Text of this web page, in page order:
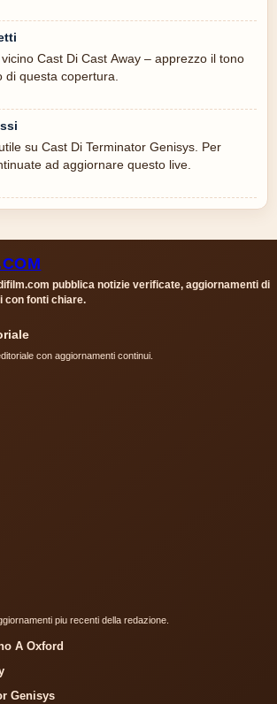
Cast Di Cast Away – apprezzo il tono
di questa copertura.
su Cast Di Terminator Genisys. Per
ad aggiornare questo live.
pubblica notizie verificate, aggiornamenti di
con fonti chiare.
con aggiornamenti continui.
piu recenti della redazione.
A Oxford
Genisys